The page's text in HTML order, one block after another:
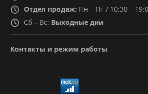
Отдел продаж: Пн – Пт / 10:30 –
Сб – Вс: Выходные дни
Контакты и режим работы